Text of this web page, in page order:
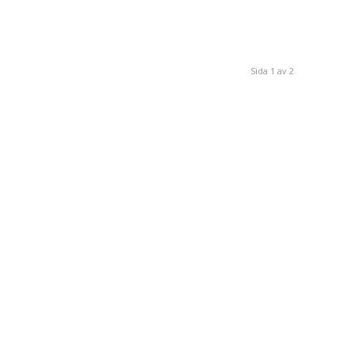
Sida 1 av 2